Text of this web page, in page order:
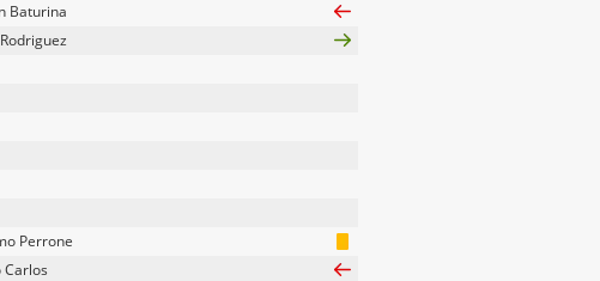
Baturina
Perrone
Carlos